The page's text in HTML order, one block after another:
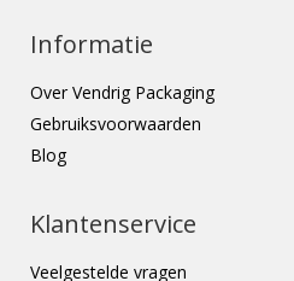
Informatie
Over Vendrig Packaging
Gebruiksvoorwaarden
Blog
Klantenservice
Veelgestelde vragen